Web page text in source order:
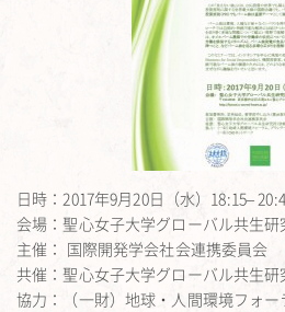
日時：2017年9月20日（水）18:15–
会場：聖心女子大学グローバル共生研
主催： 国際開発学会社会連携委員会
共催：聖心女子大学グローバル共生研
協力：（一財）地球・人間環境フォー